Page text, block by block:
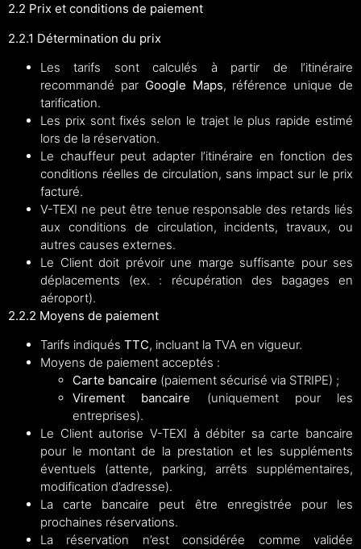
2.2 Prix et conditions de paiement
2.2.1 Détermination du prix
Les tarifs sont calculés à partir de l’itinéraire
recommandé par Google Maps, référence unique de
tarification.
Les prix sont fixés selon le trajet le plus rapide estimé
lors de la réservation.
Le chauffeur peut adapter l’itinéraire en fonction des
conditions réelles de circulation, sans impact sur le prix
facturé.
V-TEXI ne peut être tenue responsable des retards liés
aux conditions de circulation, incidents, travaux, ou
autres causes externes.
Le Client doit prévoir une marge suffisante pour ses
déplacements (ex. : récupération des bagages en
aéroport).
2.2.2 Moyens de paiement
Tarifs indiqués TTC, incluant la TVA en vigueur.
Moyens de paiement acceptés :
Carte bancaire (paiement sécurisé via STRIPE) ;
Virement bancaire (uniquement pour les
entreprises).
Le Client autorise V-TEXI à débiter sa carte bancaire
pour le montant de la prestation et les suppléments
éventuels (attente, parking, arrêts supplémentaires,
modification d’adresse).
La carte bancaire peut être enregistrée pour les
prochaines réservations.
La réservation n’est considérée comme validée